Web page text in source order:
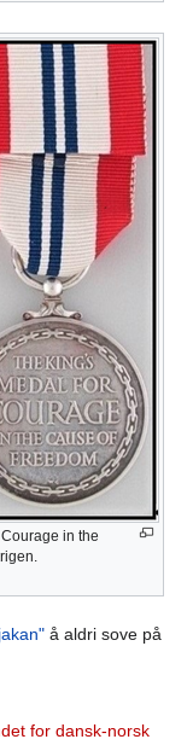
in the
å aldri sove på
for dansk-norsk